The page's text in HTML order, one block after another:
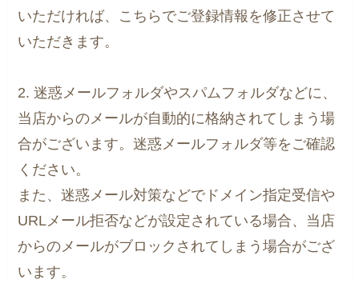
いただければ、こちらでご登録情報を修正させて
いただきます。
2. 迷惑メールフォルダやスパムフォルダなどに、
当店からのメールが自動的に格納されてしまう場
合がございます。迷惑メールフォルダ等をご確認
ください。
また、迷惑メール対策などでドメイン指定受信や
URLメール拒否などが設定されている場合、当店
からのメールがブロックされてしまう場合がござ
います。